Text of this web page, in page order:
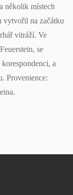
několik místech
vytvořil na začátku
vitráží. Ve
se
a
Provenience: